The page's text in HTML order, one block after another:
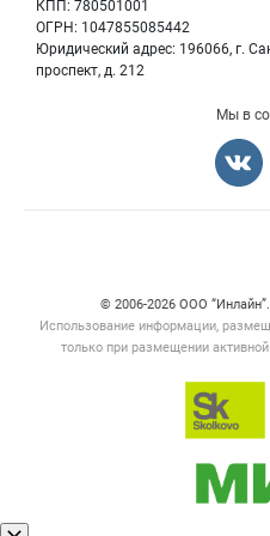
КПП: 780501001
ОГРН: 1047855085442
Юридический адрес: 196066, г.
проспект, д. 212
Мы в
© 2006‑2026 ООО
Использование информации,
только при размещении